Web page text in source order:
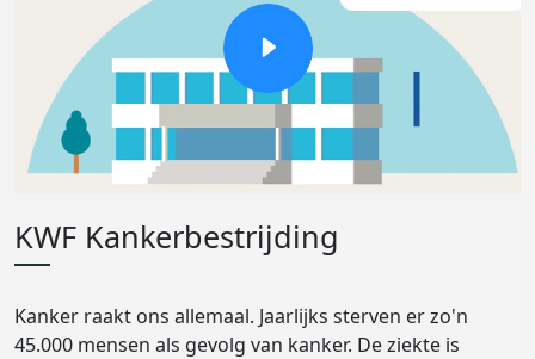
KWF Kankerbestrijding
Kanker raakt ons allemaal. Jaarlijks sterven er zo'n
45.000 mensen als gevolg van kanker. De ziekte is